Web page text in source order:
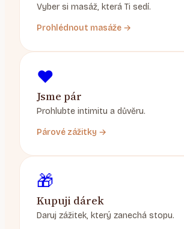
Vyber si masáž, která Ti sedí.
Prohlédnout masáže →
❤️
Jsme pár
Prohlubte intimitu a důvěru.
Párové zážitky →
🎁
Kupuji dárek
Daruj zážitek, který zanechá stopu.